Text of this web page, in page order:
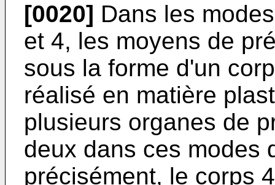
[0020] Dans les
et 4, les moyens de
sous la forme d'un
réalisé en matière
plusieurs organes de
deux dans ces modes
précisément, le corps